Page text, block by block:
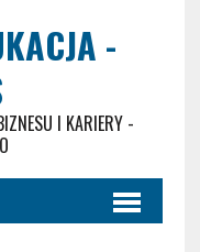
-
I KARIERY -